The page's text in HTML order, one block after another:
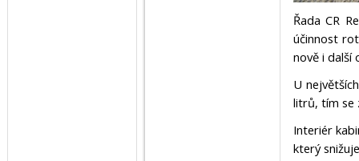
Řada CR
účinnost
nově i další
U
litrů, tím se
Interiér
který